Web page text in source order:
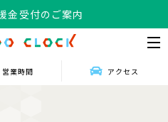
金受付のご案内
営業時間 アクセス